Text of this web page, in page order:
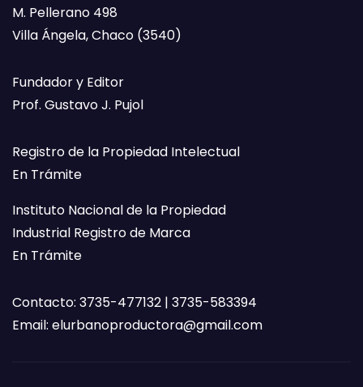
M. Pellerano 498
Villa Ángela, Chaco (3540)
Fundador y Editor
Prof. Gustavo J. Pujol
Registro de la Propiedad Intelectual
En Trámite
Instituto Nacional de la Propiedad
Industrial Registro de Marca
En Trámite
Contacto: 3735-477132 | 3735-583394
Email: elurbanoproductora@gmail.com